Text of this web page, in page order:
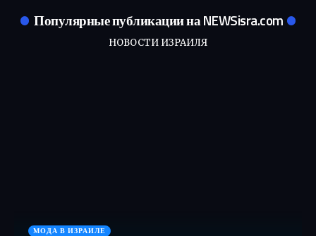
Популярные публикации на NEWSisra.com
НОВОСТИ ИЗРАИЛЯ
МОДА В ИЗРАИЛЕ